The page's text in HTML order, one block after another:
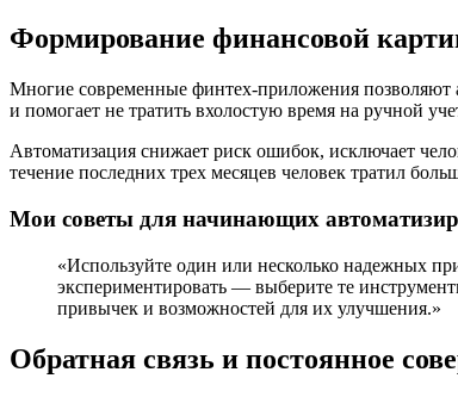
Формирование финансовой
Многие современные финтех-приложения позволяют
и помогает не тратить вхолостую время на ручной
Автоматизация снижает риск ошибок, исключает
течение последних трех месяцев человек тратил
Мои советы для начинающих
«Используйте один или несколько надежных
экспериментировать — выберите те
привычек и возможностей для их улучшения.»
Обратная связь и постоянное